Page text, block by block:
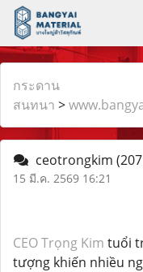
กระดาน
สนทนา >
ceotrongkim
15 มี.ค. 2569 16:21
CEO Trọng Kim tuổi
tượng khiến nhiều